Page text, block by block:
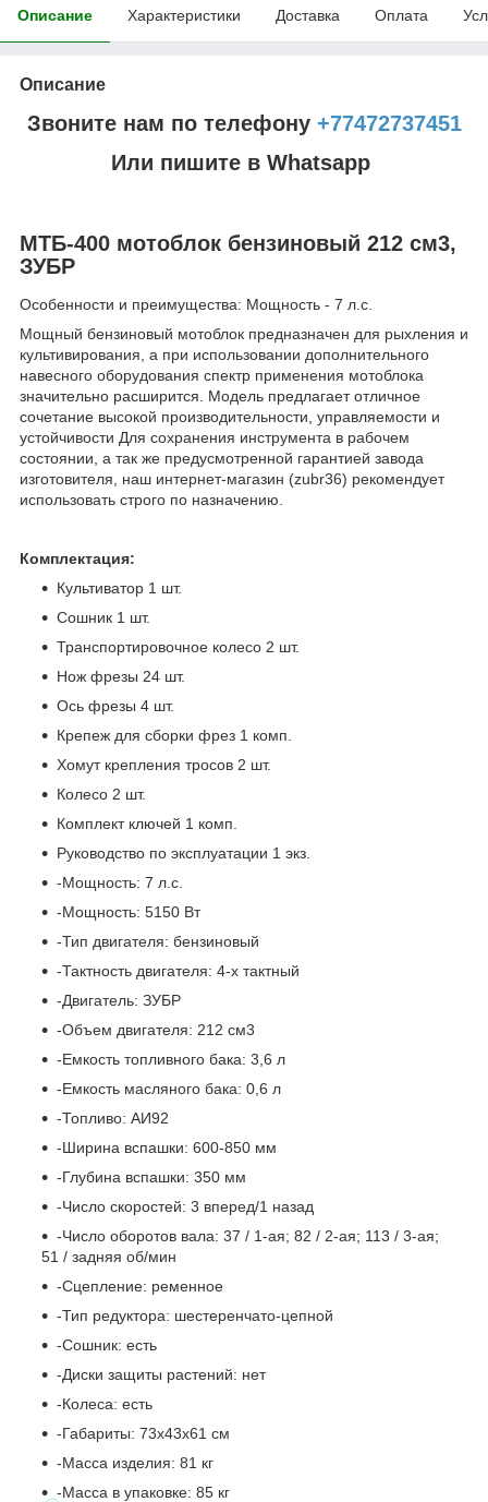
Описание Характеристики Доставка Оплата
Описание
Звоните нам по телефону +77472737451
Или пишите в Whatsapp
МТБ-400 мотоблок бензиновый 212 см3,
ЗУБР
Особенности и преимущества: Мощность - 7 л.с.
Мощный бензиновый мотоблок предназначен для рыхления и
культивирования, а при использовании дополнительного
навесного оборудования спектр применения мотоблока
значительно расширится. Модель предлагает отличное
сочетание высокой производительности, управляемости и
устойчивости Для сохранения инструмента в рабочем
состоянии, а так же предусмотренной гарантией завода
изготовителя, наш интернет-магазин (zubr36) рекомендует
использовать строго по назначению.
Комплектация:
Культиватор 1 шт.
Сошник 1 шт.
Транспортировочное колесо 2 шт.
Нож фрезы 24 шт.
Ось фрезы 4 шт.
Крепеж для сборки фрез 1 комп.
Хомут крепления тросов 2 шт.
Колесо 2 шт.
Комплект ключей 1 комп.
Руководство по эксплуатации 1 экз.
-Мощность: 7 л.с.
-Мощность: 5150 Вт
-Тип двигателя: бензиновый
-Тактность двигателя: 4-х тактный
-Двигатель: ЗУБР
-Объем двигателя: 212 см3
-Емкость топливного бака: 3,6 л
-Емкость масляного бака: 0,6 л
-Топливо: АИ92
-Ширина вспашки: 600-850 мм
-Глубина вспашки: 350 мм
-Число скоростей: 3 вперед/1 назад
-Число оборотов вала: 37 / 1-ая; 82 / 2-ая; 113 / 3-ая;
51 / задняя об/мин
-Сцепление: ременное
-Тип редуктора: шестеренчато-цепной
-Cошник: есть
-Диски защиты растений: нет
-Колеса: есть
-Габариты: 73x43x61 см
-Масса изделия: 81 кг
-Масса в упаковке: 85 кг